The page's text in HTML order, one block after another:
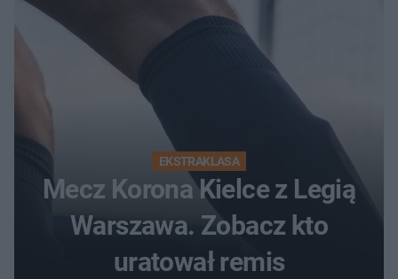
EKSTRAKLASA
Mecz Korona Kielce z Legią
Warszawa. Zobacz kto
uratował remis